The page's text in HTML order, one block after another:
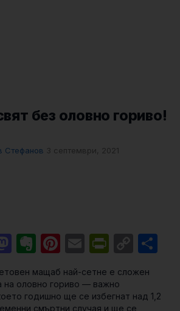
без оловно гориво!
Стефанов 3 септември, 2021
Mastodon
Evernote
Pinterest
Email
мащаб най-сетне е сложен
на оловно гориво — важно
годишно ще се избегнат над 1,2
смъртни случая и ще се